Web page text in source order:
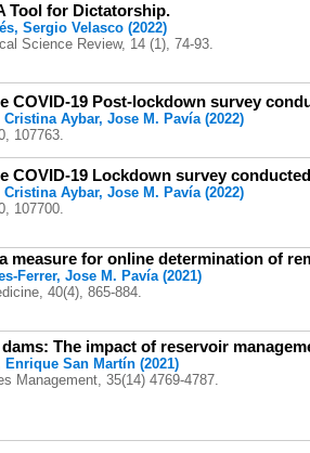
Tool for Dictatorship.
Sergio Velasco (2022)
Science Review, 14 (1), 74-93.
COVID-19 Post-lockdown survey
Aybar, Jose M. Pavía (2022)
107763.
COVID-19 Lockdown survey
Aybar, Jose M. Pavía (2022)
107700.
measure for online determination of
Ferrer, Jose M. Pavía (2021)
40(4), 865-884.
The impact of reservoir
Enrique San Martín (2021)
Management, 35(14) 4769-4787.